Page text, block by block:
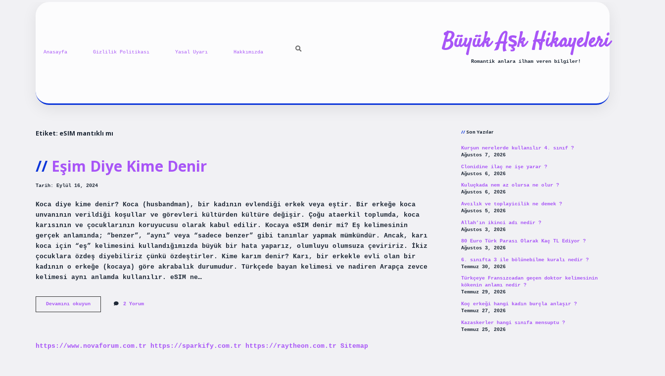
Anasayfa Gizlilik Politikası Yasal Uyarı Hakkımızda Büyük Aşk Hikayeleri
Romantik anlara ilham veren bilgiler!
Etiket: eSIM mantıklı mı
Eşim Diye Kime Denir
Tarih: Eylül 16, 2024
Koca diye kime denir? Koca (husbandman), bir kadının evlendiği erkek veya eştir. Bir erkeğe koca
unvanının verildiği koşullar ve görevleri kültürden kültüre değişir. Çoğu ataerkil toplumda, koca
karısının ve çocuklarının koruyucusu olarak kabul edilir. Kocaya eSIM denir mi? Eş kelimesinin
gerçek anlamında; “benzer”, “aynı” veya “sadece benzer” gibi tanımlar yapmak mümkündür. Ancak, karı
koca için “eş” kelimesini kullandığımızda büyük bir hata yaparız, olumluyu olumsuza çeviririz. İkiz
çocuklara özdeş diyebiliriz çünkü özdeştirler. Kime karım denir? Karı, bir erkekle evli olan bir
kadının o erkeğe (kocaya) göre akrabalık durumudur. Türkçede bayan kelimesi ve nadiren Arapça zevce
kelimesi aynı anlamda kullanılır. eSIM ne…
Devamını okuyunEşim
Diye
2 Yorum
https://www.novaforum.com.tr https://sparkify.com.tr https://raytheon.com.tr Sitemap
Son Yazılar
Kurşun nerelerde kullanılır 4. sınıf ?
Ağustos 7, 2026
Clonidine ilaç ne işe yarar ?
Ağustos 6, 2026
Kuluçkada nem az olursa ne olur ?
Ağustos 6, 2026
Avcılık ve toplayicilik ne demek ?
Ağustos 5, 2026
Allah’ın ikinci adı nedir ?
Ağustos 3, 2026
80 Euro Türk Parası Olarak Kaç TL Ediyor ?
Ağustos 3, 2026
6. sınıfta 3 ile bölünebilme kuralı nedir ?
Temmuz 30, 2026
Türkçeye Fransızcadan geçen doktor kelimesinin
kökenin anlamı nedir ?
Temmuz 29, 2026
Koç erkeği hangi kadın burçla anlaşır ?
Temmuz 27, 2026
Kazaskerler hangi sınıfa mensuptu ?
Temmuz 25, 2026